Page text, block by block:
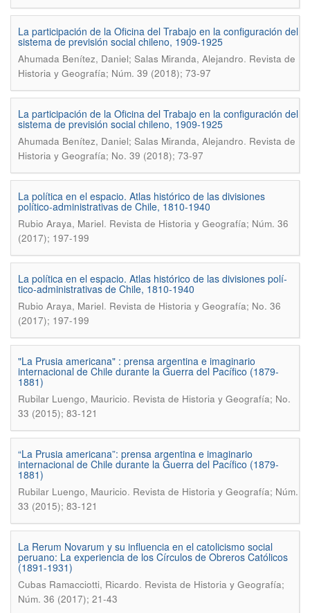
La participación de la Oficina del Trabajo en la configuración del
sistema de previsión social chileno, 1909-1925
Ahumada Benítez, Daniel; Salas Miranda, Alejandro. Revista de
Historia y Geografía; Núm. 39 (2018); 73-97
La participación de la Oficina del Trabajo en la configuración del
sistema de previsión social chileno, 1909-1925
Ahumada Bení­tez, Daniel; Salas Miranda, Alejandro. Revista de
Historia y Geografí­a; No. 39 (2018); 73-97
La política en el espacio. Atlas histórico de las divisiones
político-administrativas de Chile, 1810-1940
Rubio Araya, Mariel. Revista de Historia y Geografía; Núm. 36
(2017); 197-199
La polí­tica en el espacio. Atlas histórico de las divisiones polí­
tico-administrativas de Chile, 1810-1940
Rubio Araya, Mariel. Revista de Historia y Geografí­a; No. 36
(2017); 197-199
"La Prusia americana" : prensa argentina e imaginario
internacional de Chile durante la Guerra del Pací­fico (1879-
1881)
Rubilar Luengo, Mauricio. Revista de Historia y Geografí­a; No.
33 (2015); 83-121
“La Prusia americana”: prensa argentina e imaginario
internacional de Chile durante la Guerra del Pacífico (1879-
1881)
Rubilar Luengo, Mauricio. Revista de Historia y Geografía; Núm.
33 (2015); 83-121
La Rerum Novarum y su influencia en el catolicismo social
peruano: La experiencia de los Círculos de Obreros Católicos
(1891-1931)
Cubas Ramacciotti, Ricardo. Revista de Historia y Geografía;
Núm. 36 (2017); 21-43